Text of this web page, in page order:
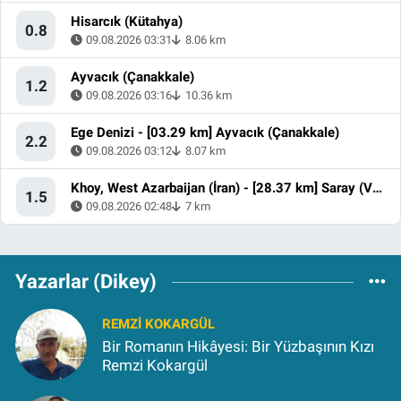
0.8 Hisarcık (Kütahya)
09.08.2026 03:31 8.06 km
1.2 Ayvacık (Çanakkale)
09.08.2026 03:16 10.36 km
2.2 Ege Denizi - [03.29 km] Ayvacık (Çanakkale)
09.08.2026 03:12 8.07 km
1.5 Khoy, West Azarbaijan (İran) - [28.37 km] Saray (Van)
09.08.2026 02:48 7 km
Yazarlar (Dikey)
REMZI KOKARGÜL
Bir Romanın Hikâyesi: Bir Yüzbaşının Kızı
Remzi Kokargül